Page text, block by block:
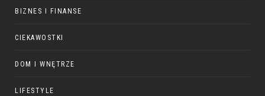
BIZNES I FINANSE
CIEKAWOSTKI
DOM I WNĘTRZE
LIFESTYLE